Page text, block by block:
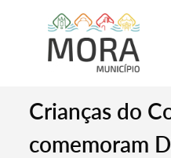
Crianças do
comemoram